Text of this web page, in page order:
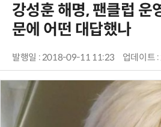
강성훈 해명, 팬클럽 운
문에 어떤 대답했나
발행일 : 2018-09-11 11:23 업데이트